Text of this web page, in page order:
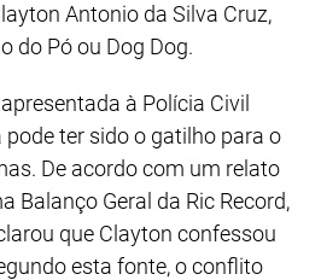
Antonio da Silva Cruz,
do Pó ou Dog Dog.
à Polícia Civil
pode ter sido o gatilho para o
De acordo com um relato
Balanço Geral da Ric Record,
que Clayton confessou
esta fonte, o conflito